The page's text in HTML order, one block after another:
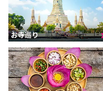
プーケット
クラビ
トラン
カオラック（パンガー）
ナラーティワート
お寺巡り